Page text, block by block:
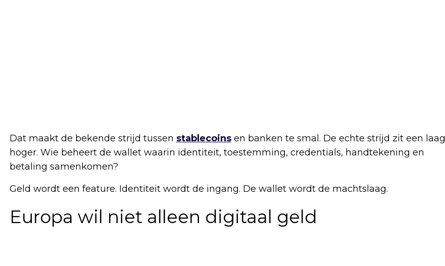
Dat maakt de bekende strijd tussen stablecoins en banken te smal. De echte strijd zit een laag
hoger. Wie beheert de wallet waarin identiteit, toestemming, credentials, handtekening en
betaling samenkomen?
Geld wordt een feature. Identiteit wordt de ingang. De wallet wordt de machtslaag.
Europa wil niet alleen digitaal geld